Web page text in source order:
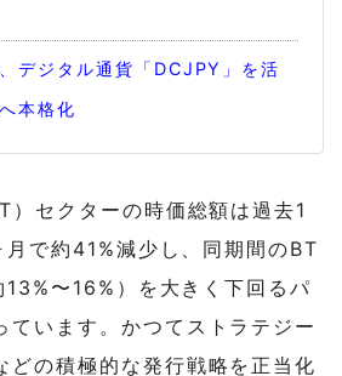
デジタル通貨「DCJPY」を活
本格化
）セクターの時価総額は過去1
で約41%減少し、同期間のBT
〜16%）を大きく下回るパ
ています。かつてストラテジー
どの積極的な発行戦略を正当化